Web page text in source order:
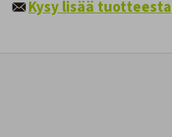
Kysy lisää tuotteesta